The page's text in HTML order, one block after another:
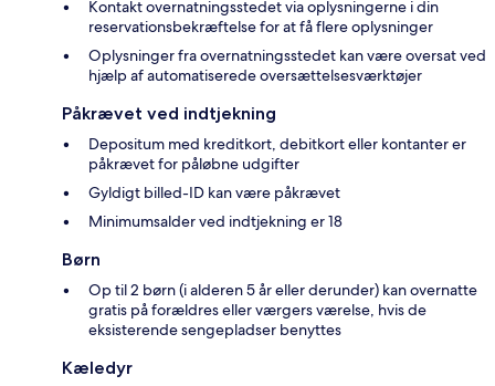
Kontakt overnatningsstedet via oplysningerne i din
reservationsbekræftelse for at få flere oplysninger
Oplysninger fra overnatningsstedet kan være oversat ved
hjælp af automatiserede oversættelsesværktøjer
Påkrævet ved indtjekning
Depositum med kreditkort, debitkort eller kontanter er
påkrævet for påløbne udgifter
Gyldigt billed-ID kan være påkrævet
Minimumsalder ved indtjekning er 18
Børn
Op til 2 børn (i alderen 5 år eller derunder) kan overnatte
gratis på forældres eller værgers værelse, hvis de
eksisterende sengepladser benyttes
Kæledyr